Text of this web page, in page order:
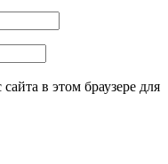
в этом браузере для